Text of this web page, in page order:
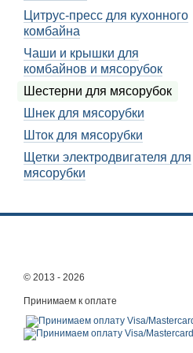
Цитрус-пресс для кухонного
комбайна
Чаши и крышки для
комбайнов и мясорубок
Шестерни для мясорубок
Шнек для мясорубки
Шток для мясорубки
Щетки электродвигателя для
мясорубки
© 2013 - 2026
Принимаем к оплате